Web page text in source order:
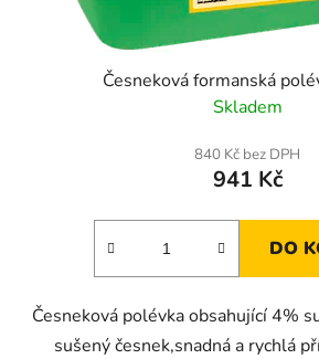
Česneková formanská
Skladem
840 Kč bez DPH
941 Kč
DO
Česneková polévka obsahující 4%
sušený česnek,snadná a rychlá